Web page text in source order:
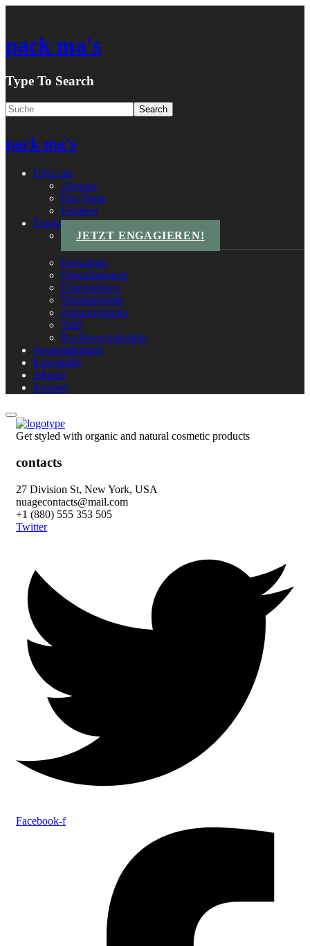
pack ma's
Type To Search
pack ma's
Über uns
Agentur
Das Team
Förderer
Engagements
JETZT ENGAGIEREN!
Freiwillige
Organisationen
Unternehmen
VereinsSchule
ZukunftsStarter
Tafel
Nachbarschaftshilfe
Veranstaltungen
Krisenhilfe
Aktuell
Kontakt
Get styled with organic and natural cosmetic products
contacts
27 Division St, New York, USA
nuagecontacts@mail.com
+1 (880) 555 353 505
Twitter
Facebook-f